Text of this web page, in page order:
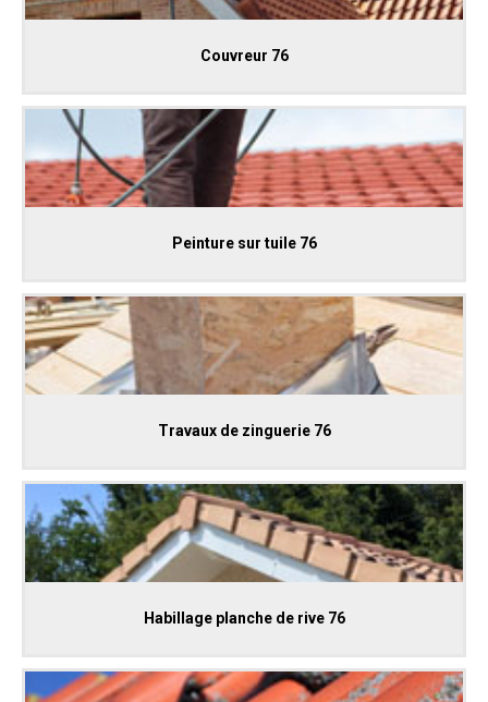
Couvreur 76
Peinture sur tuile 76
Travaux de zinguerie 76
Habillage planche de rive 76